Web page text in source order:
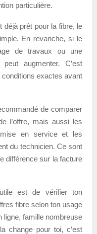
particulière.
déjà prêt pour la fibre, le
En revanche, si le
de travaux ou une
augmenter. C’est
exactes avant
de comparer
l’offre, mais aussi les
en service et les
du technicien. Ce sont
différence sur la facture
est de vérifier ton
fibre selon ton usage
ligne, famille nombreuse
change pour toi, c’est